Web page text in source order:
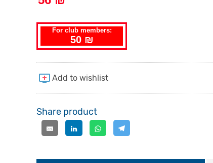
For club members:
50 ₪
Share product